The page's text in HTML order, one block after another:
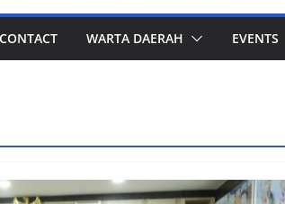
CONTACT WARTA DAERAH EVENTS